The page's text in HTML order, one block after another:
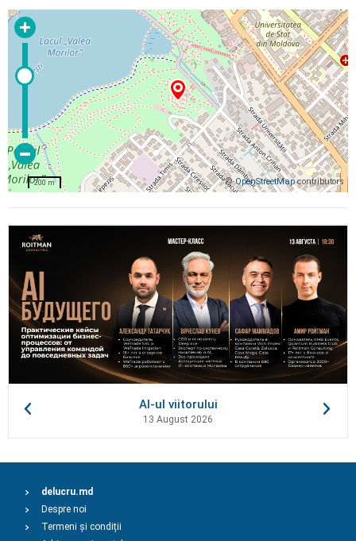
©OpenStreetMapcontributors
200 m
AI-ul viitorului
13 August 2026
delucru.md
Despre noi
Termeni și condiții